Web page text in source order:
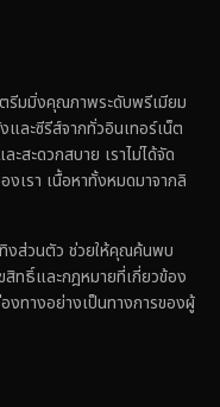
มมิ่งคุณภาพระดับพรีเมียม
ละซีรีส์จากทั่วอินเทอร์เน็ต
ะสะดวกสบาย เราไม่ได้จัด
งเรา เนื้อหาทั้งหมดมาจากลิ
งส่วนตัว ช่วยให้คุณค้นพบ
สิทธิ์และกฎหมายที่เกี่ยวข้อง
งทางอย่างเป็นทางการของผู้